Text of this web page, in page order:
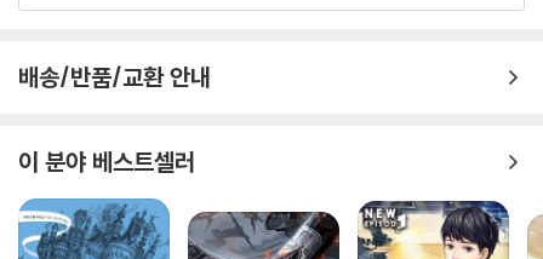
배송/반품/교환 안내
이 분야 베스트셀러